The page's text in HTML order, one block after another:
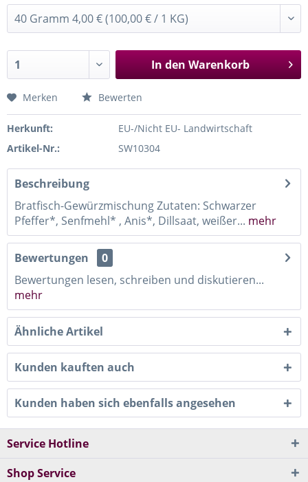
In den Warenkorb
Merken Bewerten
Herkunft:
EU-/Nicht EU- Landwirtschaft
Artikel-Nr.:
SW10304
Beschreibung
Bratfisch-Gewürzmischung Zutaten: Schwarzer
Pfeffer*, Senfmehl* , Anis*, Dillsaat, weißer... mehr
Bewertungen
0
Bewertungen lesen, schreiben und diskutieren...
mehr
Ähnliche Artikel
Kunden kauften auch
Kunden haben sich ebenfalls angesehen
Service Hotline
Shop Service